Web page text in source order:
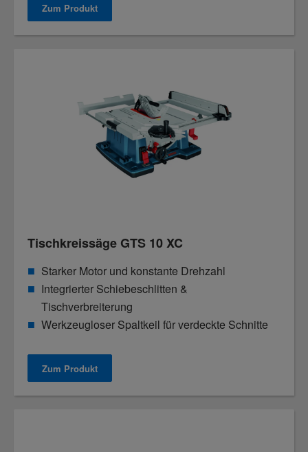
Zum Produkt
Tischkreissäge GTS 10 XC
Starker Motor und konstante Drehzahl
Integrierter Schiebeschlitten &
Tischverbreiterung
Werkzeugloser Spaltkeil für verdeckte Schnitte
Zum Produkt